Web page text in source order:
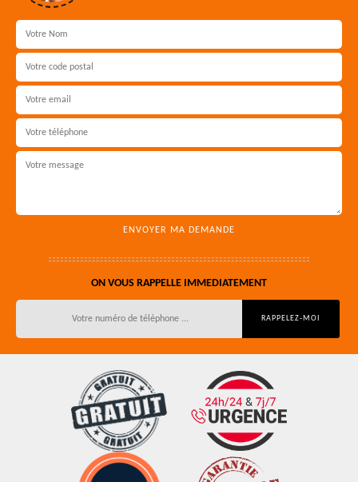
ON VOUS RAPPELLE IMMEDIATEMENT